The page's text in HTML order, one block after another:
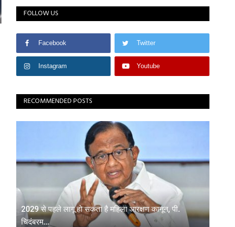
FOLLOW US
Facebook Twitter
Instagram Youtube
RECOMMENDED POSTS
2029 से पहले लागू हो सकता है महिला आरक्षण कानून, पी.
चिदंबरम...